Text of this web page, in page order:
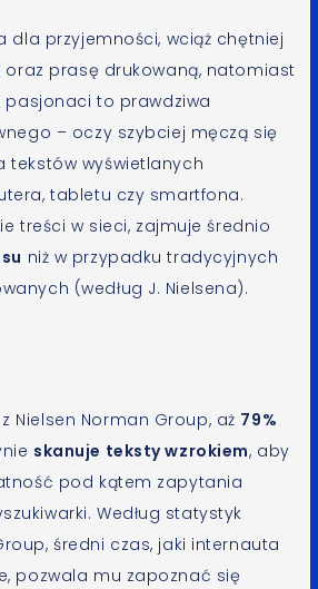
dla przyjemności, wciąż chętniej
oraz prasę drukowaną, natomiast
pasjonaci to prawdziwa
– oczy szybciej męczą się
tekstów wyświetlanych
tabletu czy smartfona.
treści w sieci, zajmuje średnio
niż w przypadku tradycyjnych
(według J. Nielsena).
Nielsen Norman Group, aż 79%
skanuje teksty wzrokiem, aby
pod kątem zapytania
Według statystyk
średni czas, jaki internauta
pozwala mu zapoznać się